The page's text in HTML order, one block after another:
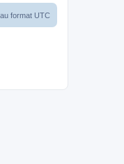
format UTC